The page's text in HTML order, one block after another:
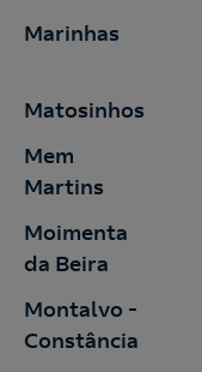
Marinhas
Matosinhos
Mem
Martins
Moimenta
da Beira
Montalvo -
Constância